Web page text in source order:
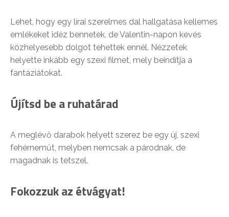
Lehet, hogy egy lírai szerelmes dal hallgatása kellemes
emlékeket idéz bennetek, de Valentin-napon kevés
közhelyesebb dolgot tehettek ennél. Nézzetek
helyette inkább egy szexi filmet, mely beindítja a
fantáziátokat.
Újítsd be a ruhatárad
A meglévő darabok helyett szerez be egy új, szexi
fehérneműt, melyben nemcsak a párodnak, de
magadnak is tetszel.
Fokozzuk az étvágyat!